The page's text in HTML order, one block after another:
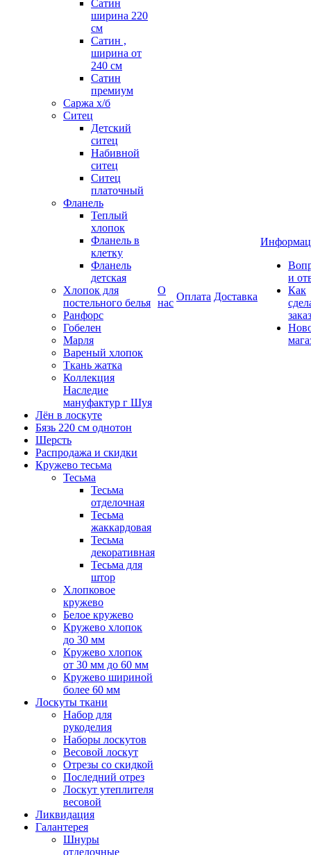
Сатин
ширина 220
см
Сатин ,
ширина от
240 см
Сатин
премиум
Саржа х/б
Ситец
Детский
ситец
Набивной
ситец
Ситец
платочный
Фланель
Теплый
хлопок
Фланель в
клетку
Фланель
детская
Хлопок для
постельного белья
Ранфорс
Гобелен
Марля
Вареный хлопок
Ткань жатка
Коллекция
Наследие
мануфактур г Шуя
Лён в лоскуте
Бязь 220 см однотон
Шерсть
Распродажа и скидки
Кружево тесьма
Тесьма
Тесьма
отделочная
Тесьма
жаккардовая
Тесьма
декоративная
Тесьма для
штор
Хлопковое
кружево
Белое кружево
Кружево хлопок
до 30 мм
Кружево хлопок
от 30 мм до 60 мм
Кружево шириной
более 60 мм
Лоскуты ткани
Набор для
рукоделия
Наборы лоскутов
Весовой лоскут
Отрезы со скидкой
Последний отрез
Лоскут утеплителя
весовой
Ликвидация
Галантерея
Шнуры
отделочные
О
нас
Оплата Доставка
и
Как
заказ